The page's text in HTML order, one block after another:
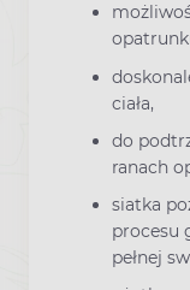
ciała,
do
ranach
siatka
procesu
pełnej